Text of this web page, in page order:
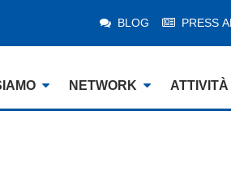
BLOG PRESS
NETWORK